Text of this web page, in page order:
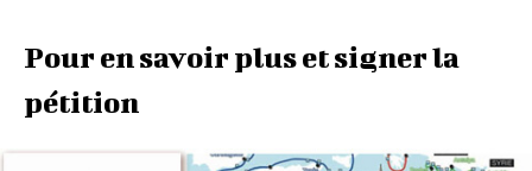
Pour en savoir plus et signer la
pétition